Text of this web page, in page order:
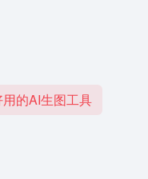
的AI生图工具